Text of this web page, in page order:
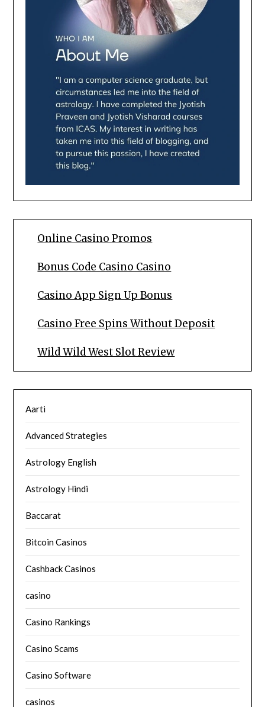
Online Casino Promos
Bonus Code Casino Casino
Casino App Sign Up Bonus
Casino Free Spins Without Deposit
Wild Wild West Slot Review
Aarti
Advanced Strategies
Astrology English
Astrology Hindi
Baccarat
Bitcoin Casinos
Cashback Casinos
casino
Casino Rankings
Casino Scams
Casino Software
casinos